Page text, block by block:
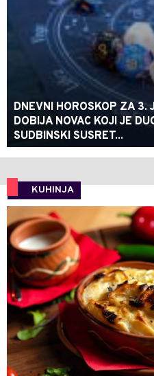
DNEVNI HOROSKOP ZA
DOBIJA NOVAC KOJI JE
SUDBINSKI SUSRET...
KUHINJA